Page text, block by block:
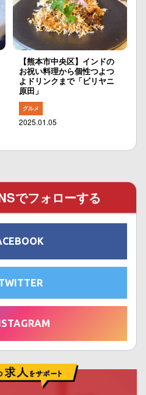
【熊本市中央区】インドの
お祝い料理から個性つよつ
よドリンクまで「ビリヤニ
原田」
グルメ
2025.01.05
でフォローする